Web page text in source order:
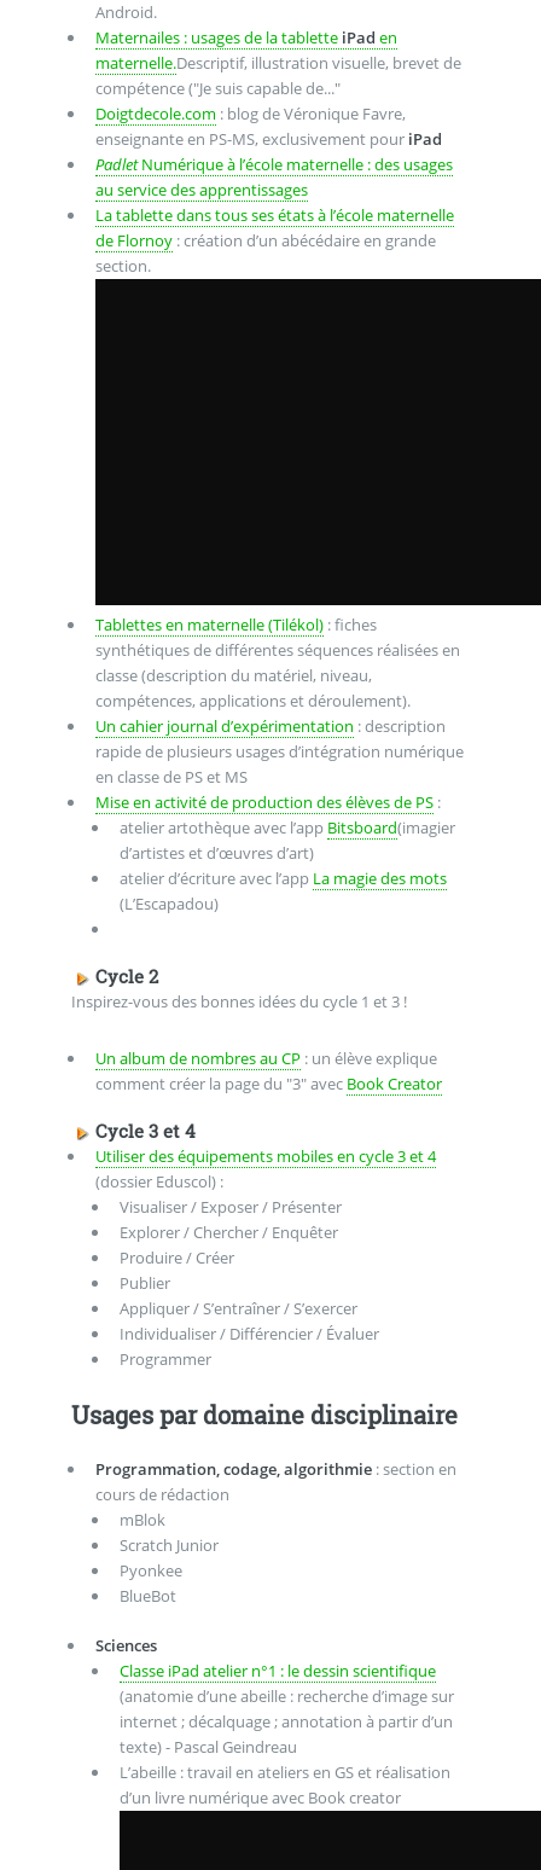
Android.
Maternailes : usages de la tablette iPad en
maternelle.Descriptif, illustration visuelle, brevet de
compétence ("Je suis capable de..."
Doigtdecole.com : blog de Véronique Favre,
enseignante en PS-MS, exclusivement pour iPad
PadletNumérique à l’école maternelle : des usages
au service des apprentissages
La tablette dans tous ses états à l’école maternelle
de Flornoy: création d’un abécédaire en grande
section.
Tablettes en maternelle (Tilékol): fiches
synthétiques de différentes séquences réalisées en
classe (description du matériel, niveau,
compétences, applications et déroulement).
Un cahier journal d’expérimentation : description
rapide de plusieurs usages d’intégration numérique
en classe de PS et MS
Mise en activité de production des élèves de PS:
atelier artothèque avec l’app Bitsboard(imagier
d’artistes et d’œuvres d’art)
atelier d’écriture avec l’app La magie des mots
(L’Escapadou)
Cycle 2
Inspirez-vous des bonnes idées du cycle 1 et 3 !
Un album de nombres au CP : un élève explique
comment créer la page du "3" avec Book Creator
Cycle 3 et 4
Utiliser des équipements mobiles en cycle 3 et 4
(dossier Eduscol) :
Visualiser / Exposer / Présenter
Explorer / Chercher / Enquêter
Produire / Créer
Publier
Appliquer / S’entraîner / S’exercer
Individualiser / Différencier / Évaluer
Programmer
Usages par domaine disciplinaire
Programmation, codage, algorithmie: section en
cours de rédaction
mBlok
Scratch Junior
Pyonkee
BlueBot
Sciences
Classe iPad atelier n°1 : le dessin scientifique
(anatomie d’une abeille : recherche d’image sur
internet ; décalquage ; annotation à partir d’un
texte) - Pascal Geindreau
L’abeille : travail en ateliers en GS et réalisation
d’un livre numérique avec Book creator